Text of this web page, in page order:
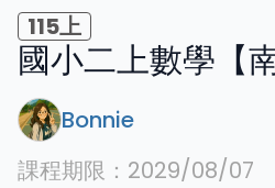
115上
國小二上數學【
Bonnie
課程期限： 2029/08/07